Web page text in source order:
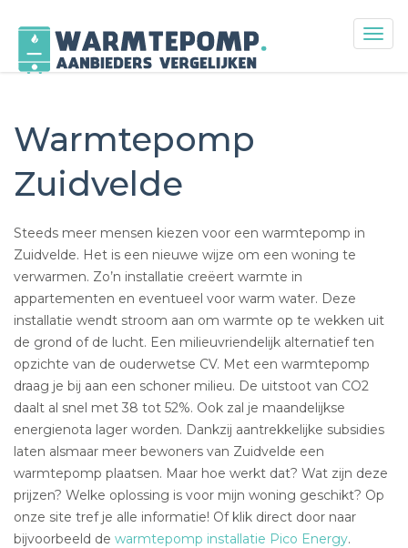
content
Warmtepomp
Zuidvelde
Steeds meer mensen kiezen voor een warmtepomp in
Zuidvelde. Het is een nieuwe wijze om een woning te
verwarmen. Zo’n installatie creëert warmte in
appartementen en eventueel voor warm water. Deze
installatie wendt stroom aan om warmte op te wekken uit
de grond of de lucht. Een milieuvriendelijk alternatief ten
opzichte van de ouderwetse CV. Met een warmtepomp
draag je bij aan een schoner milieu. De uitstoot van CO2
daalt al snel met 38 tot 52%. Ook zal je maandelijkse
energienota lager worden. Dankzij aantrekkelijke subsidies
laten alsmaar meer bewoners van Zuidvelde een
warmtepomp plaatsen. Maar hoe werkt dat? Wat zijn deze
prijzen? Welke oplossing is voor mijn woning geschikt? Op
onze site tref je alle informatie! Of klik direct door naar
bijvoorbeeld de warmtepomp installatie Pico Energy.